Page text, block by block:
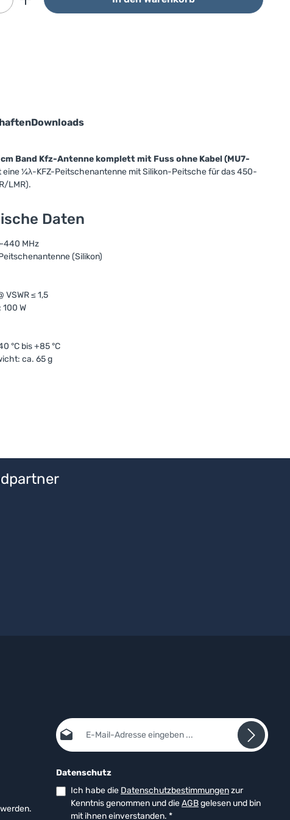
Downloads
Band Kfz-Antenne komplett mit Fuss ohne Kabel (MU7-
eine ¼λ-KFZ-Peitschenantenne mit Silikon-Peitsche für das 450-
LMR).
Daten
MHz
(Silikon)
VSWR ≤ 1,5
W
°C bis +85 °C
ca. 65 g
E-Mail-Adresse*
Datenschutz
Ich habe die Datenschutzbestimmungenzur
Kenntnis genommen und dieAGBgelesen und bin
mit ihnen einverstanden. *